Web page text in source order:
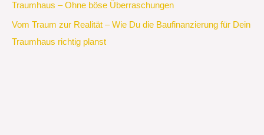
Traumhaus – Ohne böse Überraschungen
Vom Traum zur Realität – Wie Du die Baufinanzierung für Dein
Traumhaus richtig planst